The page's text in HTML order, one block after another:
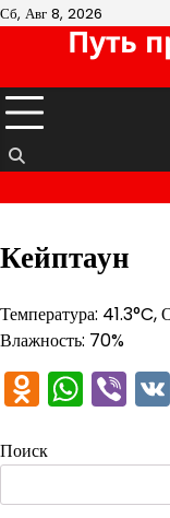
Перейти
содержимому
Сб, Авг 8, 2026
Путь
Кейптаун
Температура: 41.3°C,
Влажность: 70%
Поиск